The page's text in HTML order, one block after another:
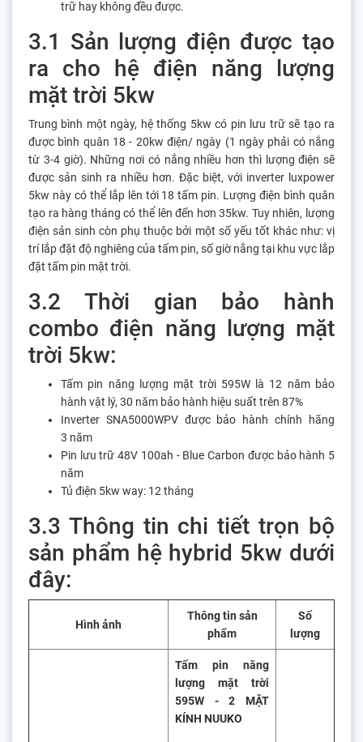
trữ hay không đều được.
3.1 Sản lượng điện được tạo
ra cho hệ điện năng lượng
mặt trời 5kw
Trung bình một ngày, hệ thống 5kw có pin lưu trữ sẽ tạo ra
được bình quân 18 - 20kw điện/ ngày (1 ngày phải có nắng
từ 3-4 giờ). Những nơi có nắng nhiều hơn thì lượng điện sẽ
được sản sinh ra nhiều hơn. Đặc biệt, với inverter luxpower
5kw này có thể lắp lên tới 18 tấm pin. Lượng điện bình quân
tạo ra hàng tháng có thể lên đến hơn 35kw. Tuy nhiên, lượng
điện sản sinh còn phụ thuộc bởi một số yếu tốt khác như: vị
trí lắp đặt độ nghiêng của tấm pin, số giờ nắng tại khu vực lắp
đặt tấm pin mặt trời.
3.2 Thời gian bảo hành
combo điện năng lượng mặt
trời 5kw:
Tấm pin năng lượng mặt trời 595W là 12 năm bảo
hành vật lý, 30 năm bảo hành hiệu suất trên 87%
Inverter SNA5000WPV được bảo hành chính hãng
3 năm
Pin lưu trữ 48V 100ah - Blue Carbon được bảo hành 5
năm
Tủ điện 5kw way: 12 tháng
3.3 Thông tin chi tiết trọn bộ
sản phẩm hệ hybrid 5kw dưới
đây:
Hình ảnh
Thông tin sản
phẩm
Số
lượng
Tấm pin năng
lượng mặt trời
595W - 2 MẶT
KÍNH NUUKO